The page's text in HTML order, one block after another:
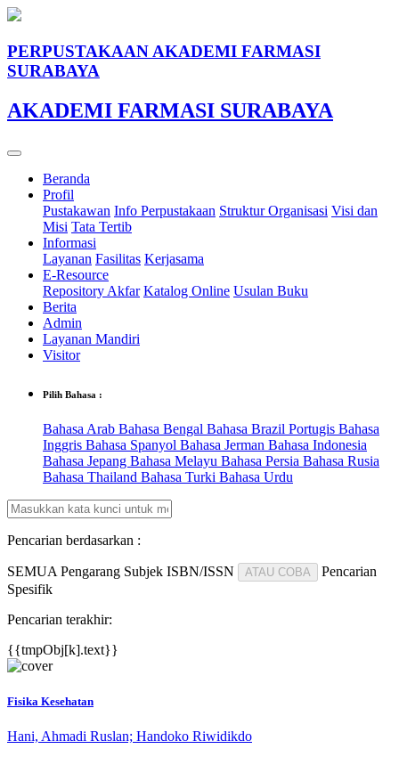
PERPUSTAKAAN AKADEMI FARMASI
SURABAYA
AKADEMI FARMASI SURABAYA
Beranda
Profil
Pustakawan Info Perpustakaan Struktur Organisasi Visi dan
Misi Tata Tertib
Informasi
Layanan Fasilitas Kerjasama
E-Resource
Repository Akfar Katalog Online Usulan Buku
Berita
Admin
Layanan Mandiri
Visitor
Pilih Bahasa :
Bahasa Arab Bahasa Bengal Bahasa Brazil Portugis Bahasa
Inggris Bahasa Spanyol Bahasa Jerman Bahasa Indonesia
Bahasa Jepang Bahasa Melayu Bahasa Persia Bahasa Rusia
Bahasa Thailand Bahasa Turki Bahasa Urdu
Pencarian berdasarkan :
SEMUA Pengarang Subjek ISBN/ISSN ATAU COBA
Pencarian
Spesifik
Pencarian terakhir:
{{tmpObj[k].text}}
Fisika Kesehatan
Hani, Ahmadi Ruslan; Handoko Riwidikdo